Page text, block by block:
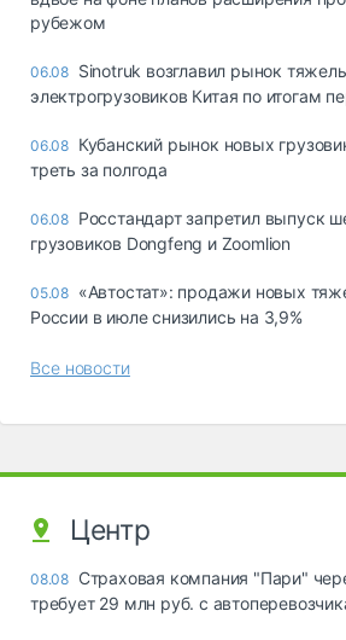
рубежом
06.08 Sinotruk возглавил рынок
электрогрузовиков Китая по итогам
06.08 Кубанский рынок новых
треть за полгода
06.08 Росстандарт запретил выпуск
грузовиков Dongfeng и Zoomlion
05.08 «Автостат»: продажи новых
России в июле снизились на 3,9%
Все новости
Центр
08.08 Страховая компания "Пари"
требует 29 млн руб. с